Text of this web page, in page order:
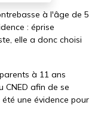
à l'âge de 5
: éprise
elle a donc choisi
à 11 ans
CNED afin de se
une évidence pour